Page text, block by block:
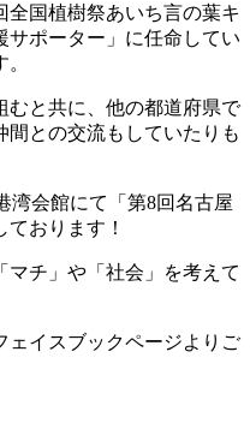
全国植樹祭あいち言の葉キ
サポーター」に任命してい
むと共に、他の都道府県で
との交流もしていたりも
湾会館にて「第8回名古屋
おります！
チ」や「社会」を考えて
ェイスブックページよりご